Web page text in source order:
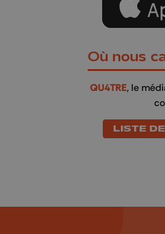
Où nous
QU4TRE, le
LISTE